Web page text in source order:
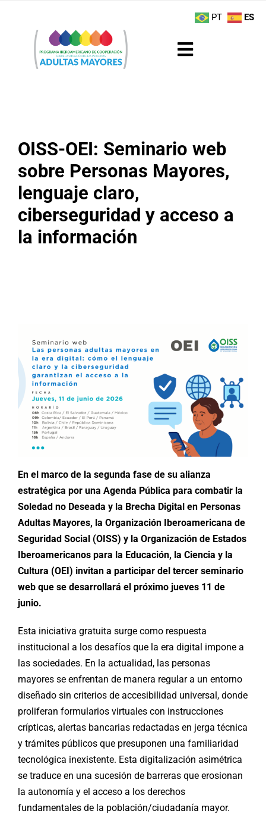
contenido
Toggle
Actividades
Boletín
Buenas Prácticas
OISS-OEI: Seminario web
sobre Personas Mayores,
lenguaje claro,
ciberseguridad y acceso a
la información
En el marco de la segunda fase de su alianza
estratégica por una Agenda Pública para combatir la
Soledad no Deseada y la Brecha Digital en Personas
Adultas Mayores, la Organización Iberoamericana de
Seguridad Social (OISS) y la Organización de Estados
Iberoamericanos para la Educación, la Ciencia y la
Cultura (OEI) invitan a participar del tercer seminario
web que se desarrollará el próximo jueves 11 de
junio.
Esta iniciativa gratuita surge como respuesta
institucional a los desafíos que la era digital impone a
las sociedades. En la actualidad, las personas
mayores se enfrentan de manera regular a un entorno
diseñado sin criterios de accesibilidad universal, donde
proliferan formularios virtuales con instrucciones
crípticas, alertas bancarias redactadas en jerga técnica
y trámites públicos que presuponen una familiaridad
tecnológica inexistente. Esta digitalización asimétrica
se traduce en una sucesión de barreras que erosionan
la autonomía y el acceso a los derechos
fundamentales de la población/ciudadanía mayor.
PT ES